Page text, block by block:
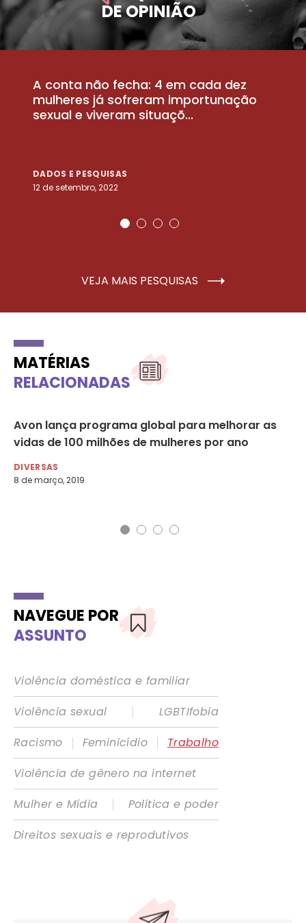
DE OPINIÃO
A conta não fecha: 4 em cada dez
mulheres já sofreram importunação
sexual e viveram situaçõ...
DADOS E PESQUISAS
12 de setembro, 2022
VEJA MAIS PESQUISAS
MATÉRIAS
RELACIONADAS
Avon lança programa global para melhorar as
vidas de 100 milhões de mulheres por ano
DIVERSAS
8 de março, 2019
NAVEGUE POR
ASSUNTO
Violência doméstica e familiar
Violência sexual
|
LGBTIfobia
Racismo
| Feminicídio |
Trabalho
Violência de gênero na internet
Mulher e Mídia
|
Política e poder
Direitos sexuais e reprodutivos